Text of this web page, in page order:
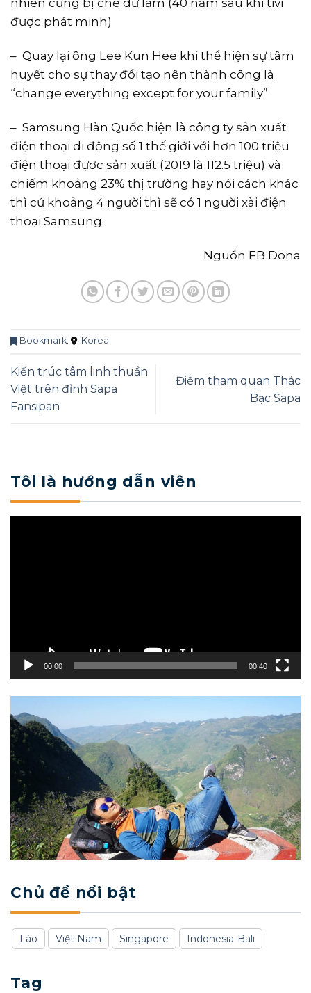
được phát minh)
– Quay lại ông Lee Kun Hee khi thể hiện sự tâm
huyết cho sự thay đổi tạo nên thành công là
“change everything except for your family”
– Samsung Hàn Quốc hiện là công ty sản xuất
điện thoại di động số 1 thế giới với hơn 100 triệu
điện thoại đựơc sản xuất (2019 là 112.5 triệu) và
chiếm khoảng 23% thị trường hay nói cách khác
thì cứ khoảng 4 người thì sẽ có 1 người xài điện
thoại Samsung.
Nguồn FB Dona
Bookmark. Korea
Kiến trúc tâm linh thuần
Việt trên đỉnh Sapa
Fansipan
Điểm tham quan Thác
Bạc Sapa
Tôi là hướng dẫn viên
00:00 00:40
Chủ đề nổi bật
Lào Việt Nam Singapore Indonesia-Bali
Tag